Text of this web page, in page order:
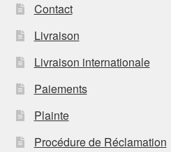
Contact
Livraison
Livraison internationale
Paiements
Plainte
Procédure de Réclamation